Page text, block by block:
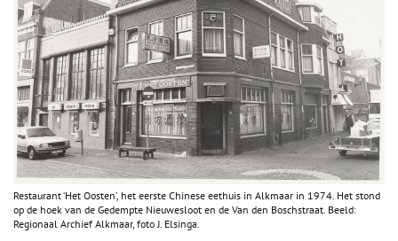
Restaurant ‘Het Oosten’, het eerste Chinese eethuis in Alkmaar in 1974. Het stond
op de hoek van de Gedempte Nieuwesloot en de Van den Boschstraat. Beeld:
Regionaal Archief Alkmaar, foto J. Elsinga.